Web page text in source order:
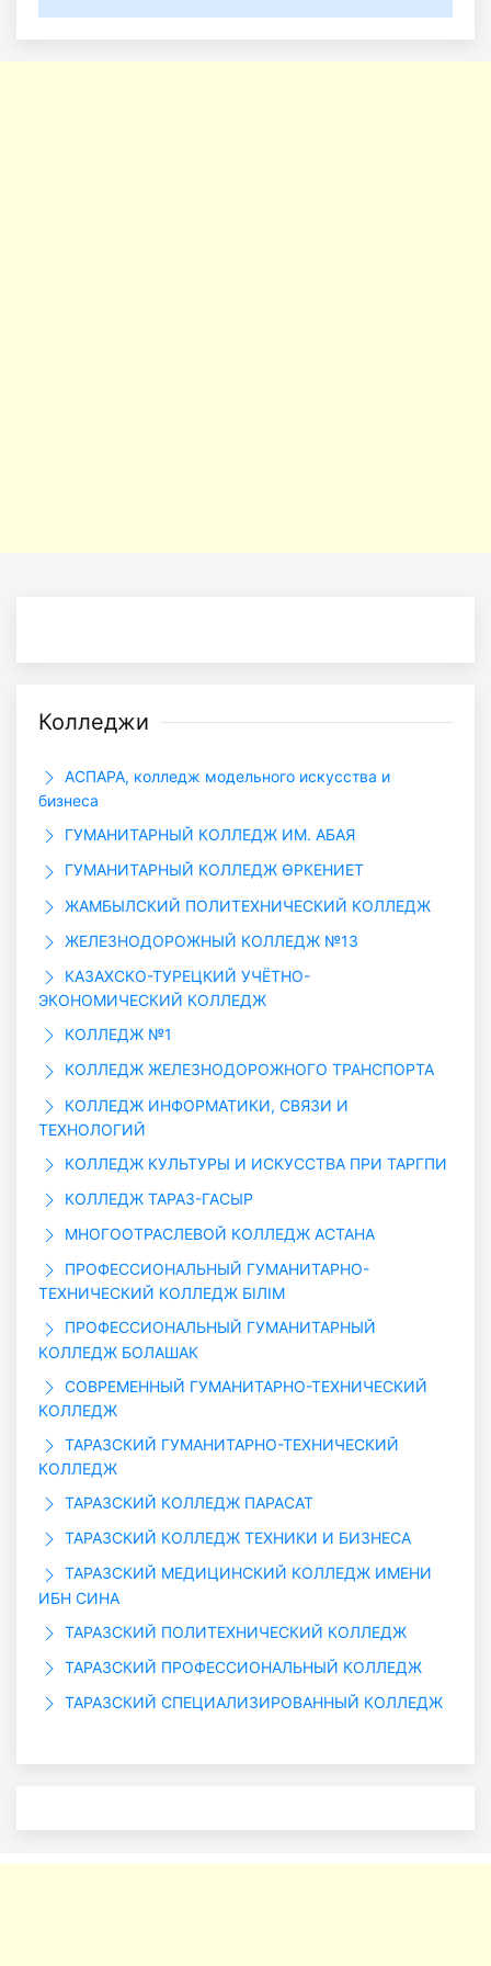
Колледжи
АСПАРА, колледж модельного искусства и
бизнеса
ГУМАНИТАРНЫЙ КОЛЛЕДЖ ИМ. АБАЯ
ГУМАНИТАРНЫЙ КОЛЛЕДЖ ӨРКЕНИЕТ
ЖАМБЫЛСКИЙ ПОЛИТЕХНИЧЕСКИЙ КОЛЛЕДЖ
ЖЕЛЕЗНОДОРОЖНЫЙ КОЛЛЕДЖ №13
КАЗАХСКО-ТУРЕЦКИЙ УЧЁТНО-
ЭКОНОМИЧЕСКИЙ КОЛЛЕДЖ
КОЛЛЕДЖ №1
КОЛЛЕДЖ ЖЕЛЕЗНОДОРОЖНОГО ТРАНСПОРТА
КОЛЛЕДЖ ИНФОРМАТИКИ, СВЯЗИ И
ТЕХНОЛОГИЙ
КОЛЛЕДЖ КУЛЬТУРЫ И ИСКУССТВА ПРИ ТАРГПИ
КОЛЛЕДЖ ТАРАЗ-ГАСЫР
МНОГООТРАСЛЕВОЙ КОЛЛЕДЖ АСТАНА
ПРОФЕССИОНАЛЬНЫЙ ГУМАНИТАРНО-
ТЕХНИЧЕСКИЙ КОЛЛЕДЖ БIЛIМ
ПРОФЕССИОНАЛЬНЫЙ ГУМАНИТАРНЫЙ
КОЛЛЕДЖ БОЛАШАК
СОВРЕМЕННЫЙ ГУМАНИТАРНО-ТЕХНИЧЕСКИЙ
КОЛЛЕДЖ
ТАРАЗСКИЙ ГУМАНИТАРНО-ТЕХНИЧЕСКИЙ
КОЛЛЕДЖ
ТАРАЗСКИЙ КОЛЛЕДЖ ПАРАСАТ
ТАРАЗСКИЙ КОЛЛЕДЖ ТЕХНИКИ И БИЗНЕСА
ТАРАЗСКИЙ МЕДИЦИНСКИЙ КОЛЛЕДЖ ИМЕНИ
ИБН СИНА
ТАРАЗСКИЙ ПОЛИТЕХНИЧЕСКИЙ КОЛЛЕДЖ
ТАРАЗСКИЙ ПРОФЕССИОНАЛЬНЫЙ КОЛЛЕДЖ
ТАРАЗСКИЙ СПЕЦИАЛИЗИРОВАННЫЙ КОЛЛЕДЖ